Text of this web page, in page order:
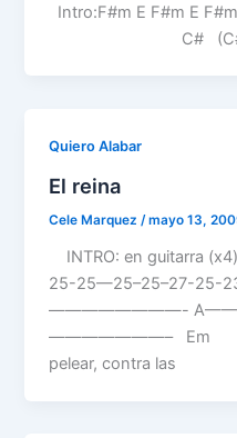
Intro:F#m E F#m E
C# (C#
Quiero Alabar
El reina
Cele Marquez/mayo 13,
INTRO: en guitarra
25-25—25–25–27-
————————-
———————–
pelear, contra las